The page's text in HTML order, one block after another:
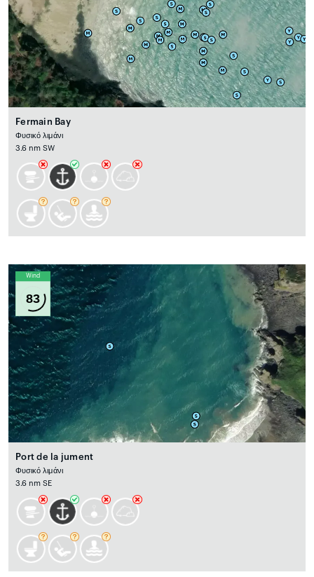
Fermain Bay
Φυσικό λιμάνι
3.6 nm SW
Wind
83
Port de la jument
Φυσικό λιμάνι
3.6 nm SE